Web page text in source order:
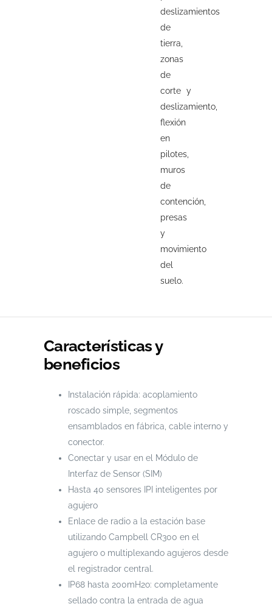
deslizamientos
de
tierra,
zonas
de
corte y
deslizamiento,
flexión
en
pilotes,
muros
de
contención,
presas
y
movimiento
del
suelo.
Características y
beneficios
Instalación rápida: acoplamiento
roscado simple, segmentos
ensamblados en fábrica, cable interno y
conector.
Conectar y usar en el Módulo de
Interfaz de Sensor (SIM)
Hasta 40 sensores IPI inteligentes por
agujero
Enlace de radio a la estación base
utilizando Campbell CR300 en el
agujero o multiplexando agujeros desde
el registrador central.
IP68 hasta 200mH2o: completamente
sellado contra la entrada de agua